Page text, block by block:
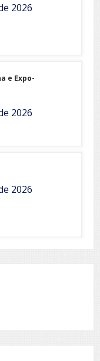
2026
e Expo-
2026
2026